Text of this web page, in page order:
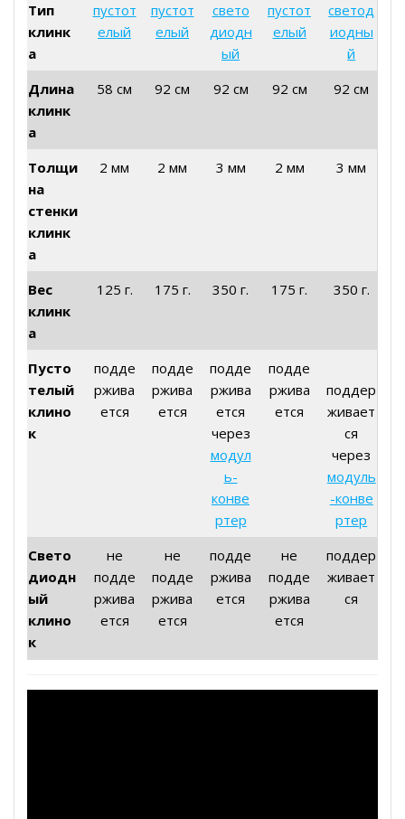
Тип
клинк
а
пустот
елый
пустот
елый
свето
диодн
ый
пустот
елый
светод
иодны
й
Длина
клинк
а
58 см 92 см 92 см 92 см 92 см
Толщи
на
стенки
клинк
а
2 мм 2 мм 3 мм 2 мм 3 мм
Вес
клинк
а
125 г. 175 г. 350 г. 175 г. 350 г.
Пусто
телый
клино
к
подде
ржива
ется
подде
ржива
ется
подде
ржива
ется
через
модул
ь-
конве
ртер
подде
ржива
ется
поддер
живает
ся
через
модуль
-конве
ртер
Свето
диодн
ый
клино
к
не
подде
ржива
ется
не
подде
ржива
ется
подде
ржива
ется
не
подде
ржива
ется
поддер
живает
ся